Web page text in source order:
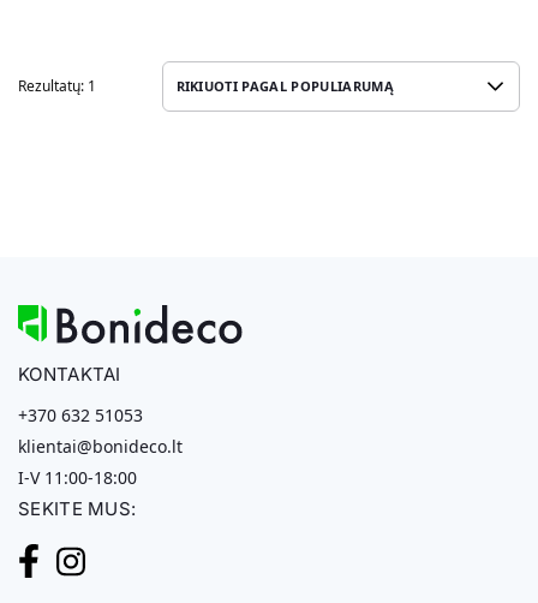
Rezultatų: 1
KONTAKTAI
+370 632 51053
klientai@bonideco.lt
I-V 11:00-18:00
SEKITE MUS: